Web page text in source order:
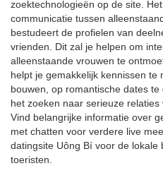
zoektechnologieën op de site.
communicatie tussen
bestudeert de profielen van
vrienden. Dit zal je helpen om
alleenstaande vrouwen te
helpt je gemakkelijk kennissen
bouwen, op romantische dates
het zoeken naar serieuze relaties
Vind belangrijke informatie over
met chatten voor verdere live
datingsite Uông Bí voor de lokale
toeristen.